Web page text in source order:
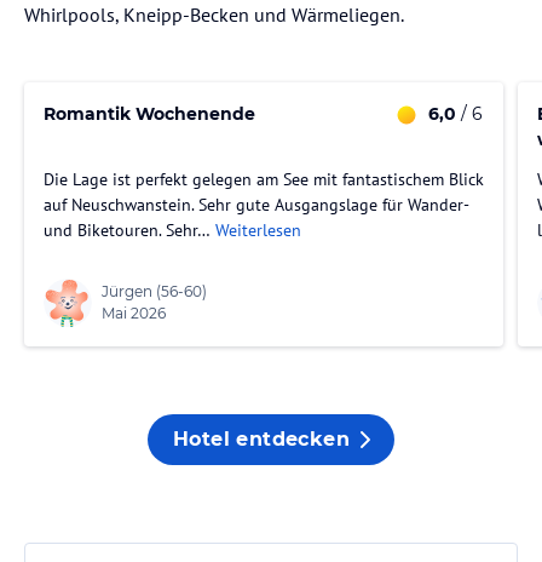
Whirlpools, Kneipp-Becken und Wärmeliegen.
Romantik Wochenende 6,0 / 6
Die Lage ist perfekt gelegen am See mit fantastischem Blick
auf Neuschwanstein. Sehr gute Ausgangslage für Wander-
und Biketouren. Sehr… Weiterlesen
Jürgen (56-60)
Mai 2026
Hotel entdecken